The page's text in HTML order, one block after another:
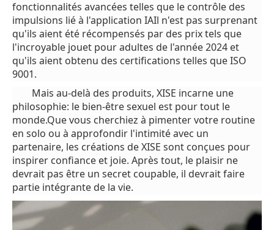
fonctionnalités avancées telles que le contrôle des
impulsions lié à l'application IAIl n'est pas surprenant
qu'ils aient été récompensés par des prix tels que
l'incroyable jouet pour adultes de l'année 2024 et
qu'ils aient obtenu des certifications telles que ISO
9001.
Mais au-delà des produits, XISE incarne une
philosophie: le bien-être sexuel est pour tout le
monde.Que vous cherchiez à pimenter votre routine
en solo ou à approfondir l'intimité avec un
partenaire, les créations de XISE sont conçues pour
inspirer confiance et joie. Après tout, le plaisir ne
devrait pas être un secret coupable, il devrait faire
partie intégrante de la vie.